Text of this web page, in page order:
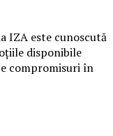
IZA este cunoscută
disponibile
compromisuri în